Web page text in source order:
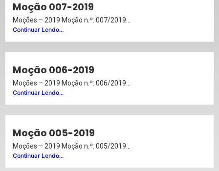
Moção 007-2019
Moções – 2019 Moção n.º: 007/2019...
Continuar Lendo...
Moção 006-2019
Moções – 2019 Moção n.º: 006/2019...
Continuar Lendo...
Moção 005-2019
Moções – 2019 Moção n.º: 005/2019...
Continuar Lendo...